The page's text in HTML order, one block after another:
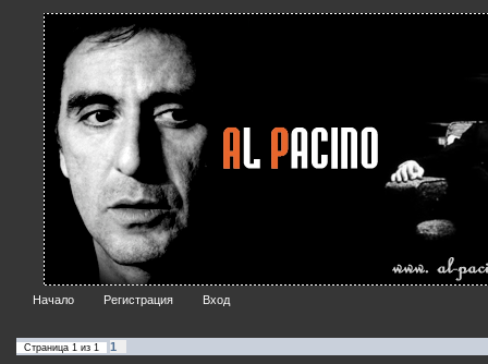
Начало Регистрация Вход
Страница 1 из 1 1